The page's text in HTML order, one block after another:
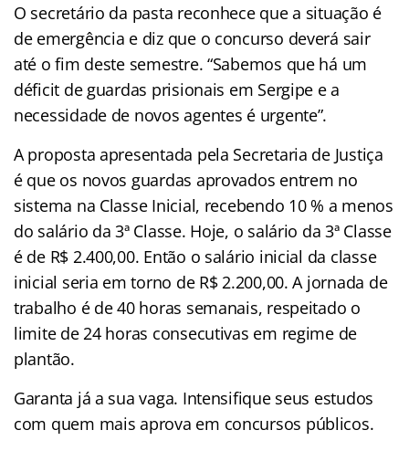
O secretário da pasta reconhece que a situação é
de emergência e diz que o concurso deverá sair
até o fim deste semestre. “Sabemos que há um
déficit de guardas prisionais em Sergipe e a
necessidade de novos agentes é urgente”.
A proposta apresentada pela Secretaria de Justiça
é que os novos guardas aprovados entrem no
sistema na Classe Inicial, recebendo 10 % a menos
do salário da 3ª Classe. Hoje, o salário da 3ª Classe
é de R$ 2.400,00. Então o salário inicial da classe
inicial seria em torno de R$ 2.200,00. A jornada de
trabalho é de 40 horas semanais, respeitado o
limite de 24 horas consecutivas em regime de
plantão.
Garanta já a sua vaga. Intensifique seus estudos
com quem mais aprova em concursos públicos.